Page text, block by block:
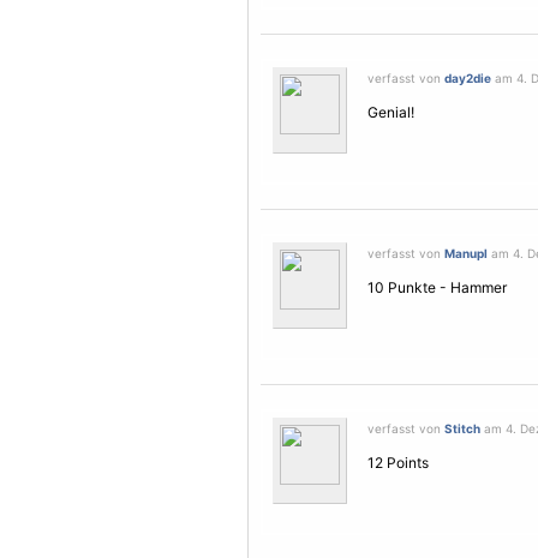
verfasst von day2die am 4.
Genial!
verfasst von Manupl am 4.
10 Punkte - Hammer
verfasst von Stitch am 4.
12 Points